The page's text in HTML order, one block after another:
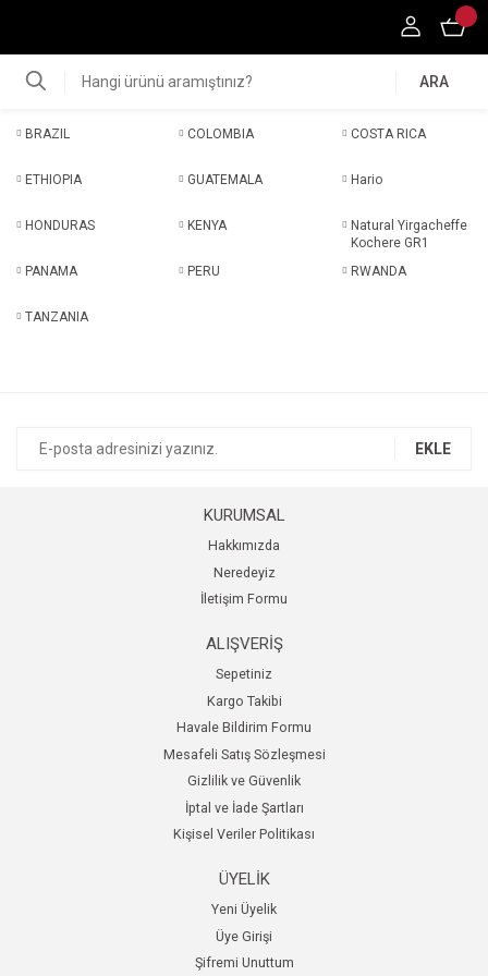
ARA
BRAZIL COLOMBIA COSTA RICA
ETHIOPIA GUATEMALA Hario
HONDURAS KENYA
Natural Yirgacheffe
Kochere GR1
PANAMA
PERU RWANDA
TANZANIA
EKLE
KURUMSAL
Hakkımızda
Neredeyiz
İletişim Formu
ALIŞVERİŞ
Sepetiniz
Kargo Takibi
Havale Bildirim Formu
Mesafeli Satış Sözleşmesi
Gizlilik ve Güvenlik
İptal ve İade Şartları
Kişisel Veriler Politikası
ÜYELİK
Yeni Üyelik
Üye Girişi
Şifremi Unuttum